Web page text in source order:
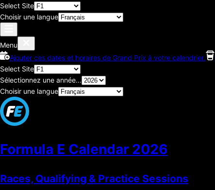
Select Site
Choisir une langue
Menu
Ajouter ces dates et horaires de Grand Prix à votre calendrier.
Select Site
Sélectionnez une année...
Choisir une langue
Formula E Calendar 2026
Races, Qualifying & Practice Sessions